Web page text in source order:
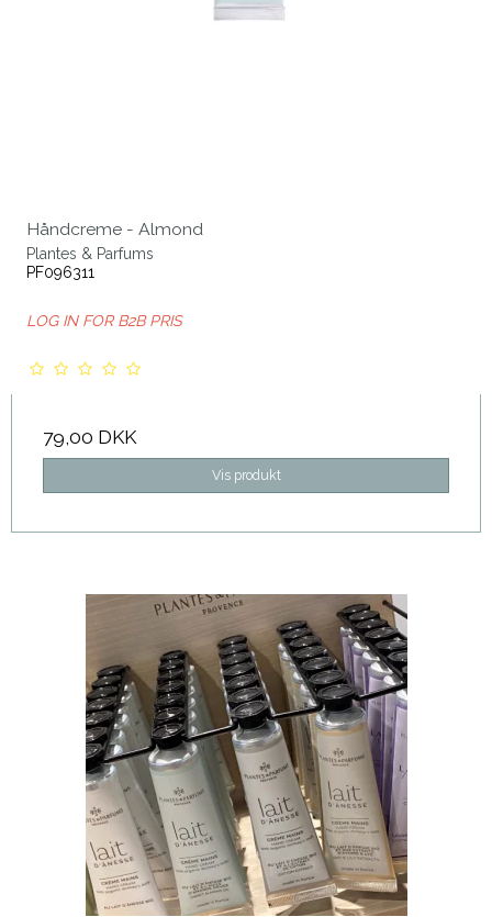
Håndcreme - Almond
Plantes & Parfums
PF096311
LOG IN FOR B2B PRIS
79,00 DKK
Vis produkt